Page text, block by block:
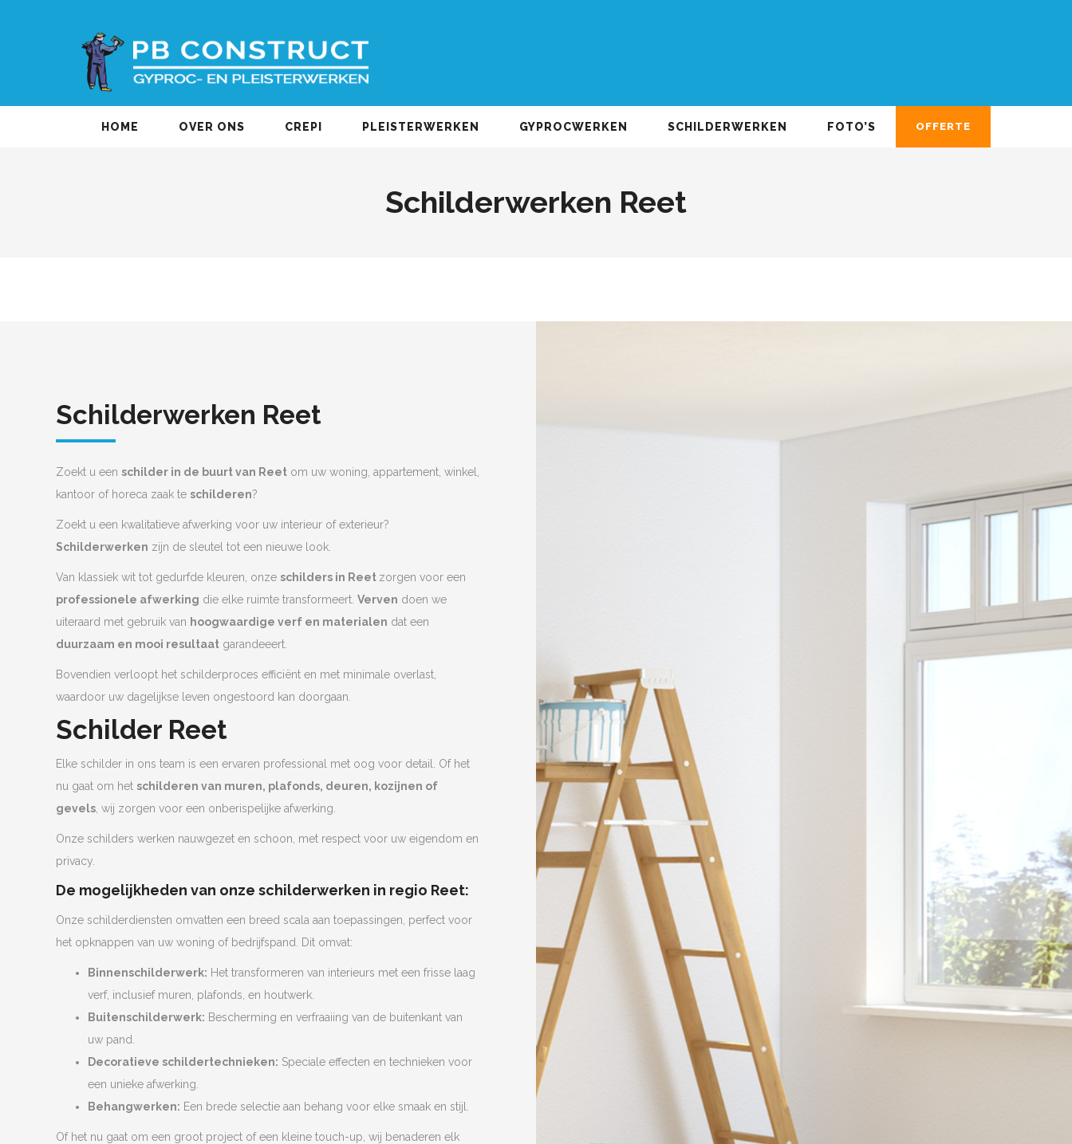
HOME OVER ONS CREPI PLEISTERWERKEN GYPROCWERKEN SCHILDERWERKEN FOTO’S OFFERTE
Schilderwerken Reet
Schilderwerken Reet
Zoekt u een schilder in de buurt van Reet om uw woning, appartement, winkel,
kantoor of horeca zaak te schilderen?
Zoekt u een kwalitatieve afwerking voor uw interieur of exterieur?
Schilderwerken zijn de sleutel tot een nieuwe look.
Van klassiek wit tot gedurfde kleuren, onze schilders in Reet zorgen voor een
professionele afwerking die elke ruimte transformeert. Verven doen we
uiteraard met gebruik van hoogwaardige verf en materialen dat een
duurzaam en mooi resultaat garandeeert.
Bovendien verloopt het schilderproces efficiënt en met minimale overlast,
waardoor uw dagelijkse leven ongestoord kan doorgaan.
Schilder Reet
Elke schilder in ons team is een ervaren professional met oog voor detail. Of het
nu gaat om het schilderen van muren, plafonds, deuren, kozijnen of
gevels , wij zorgen voor een onberispelijke afwerking.
Onze schilders werken nauwgezet en schoon, met respect voor uw eigendom en
privacy.
De mogelijkheden van onze schilderwerken in regio Reet:
Onze schilderdiensten omvatten een breed scala aan toepassingen, perfect voor
het opknappen van uw woning of bedrijfspand. Dit omvat:
Binnenschilderwerk: Het transformeren van interieurs met een frisse laag
verf, inclusief muren, plafonds, en houtwerk.
Buitenschilderwerk: Bescherming en verfraaiing van de buitenkant van
uw pand.
Decoratieve schildertechnieken: Speciale effecten en technieken voor
een unieke afwerking.
Behangwerken: Een brede selectie aan behang voor elke smaak en stijl.
Of het nu gaat om een groot project of een kleine touch-up, wij benaderen elk